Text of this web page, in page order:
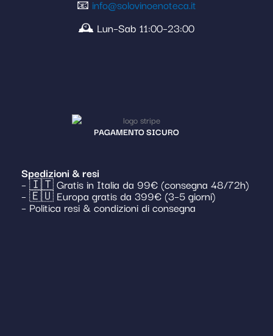
📧 info@solovinoenoteca.it
🕰️ Lun–Sab 11:00–23:00
PAGAMENTO SICURO
Spedizioni & resi
– 🇮🇹 Gratis in Italia da 99€ (consegna 48/72h)
– 🇪🇺 Europa gratis da 399€ (3–5 giorni)
– Politica resi & condizioni di consegna